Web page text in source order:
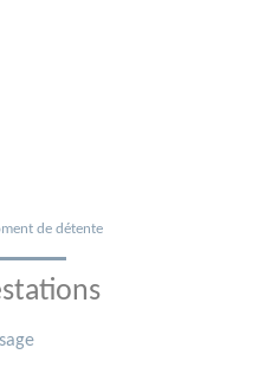
de détente